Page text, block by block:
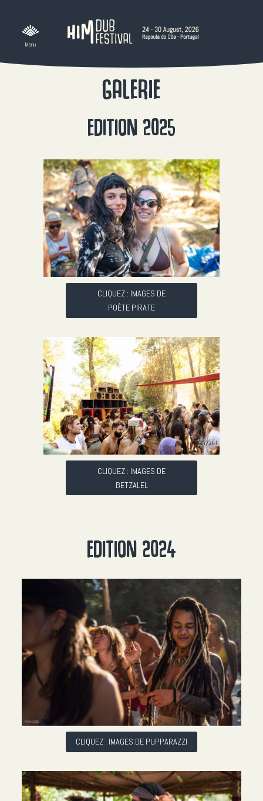
content
GALERIE
EDITION 2025
CLIQUEZ : IMAGES DE
POÈTE PIRATE
CLIQUEZ : IMAGES DE
BETZALEL
EDITION 2024
AJOUTER UN SURLIGNAGE
CLIQUEZ : IMAGES DE PUPPARAZZI